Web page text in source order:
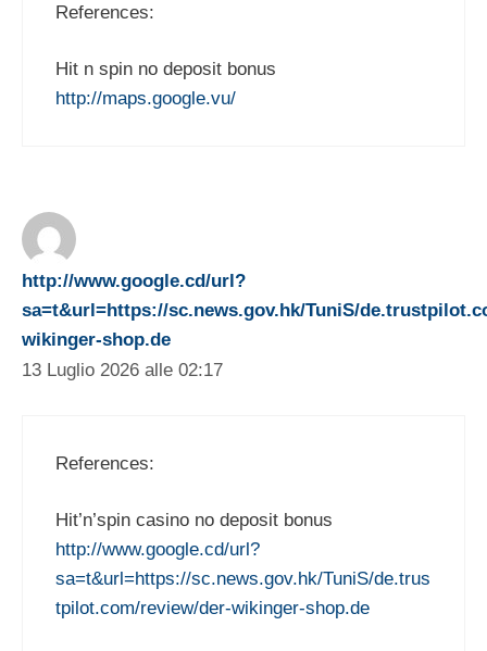
References:
Hit n spin no deposit bonus
http://maps.google.vu/
http://www.google.cd/url?
sa=t&url=https://sc.news.gov.hk/TuniS/
wikinger-shop.de
13 Luglio 2026 alle 02:17
References:
Hit’n’spin casino no deposit bonus
http://www.google.cd/url?
sa=t&url=https://sc.news.gov.hk/TuniS/de.trus
tpilot.com/review/der-wikinger-shop.de